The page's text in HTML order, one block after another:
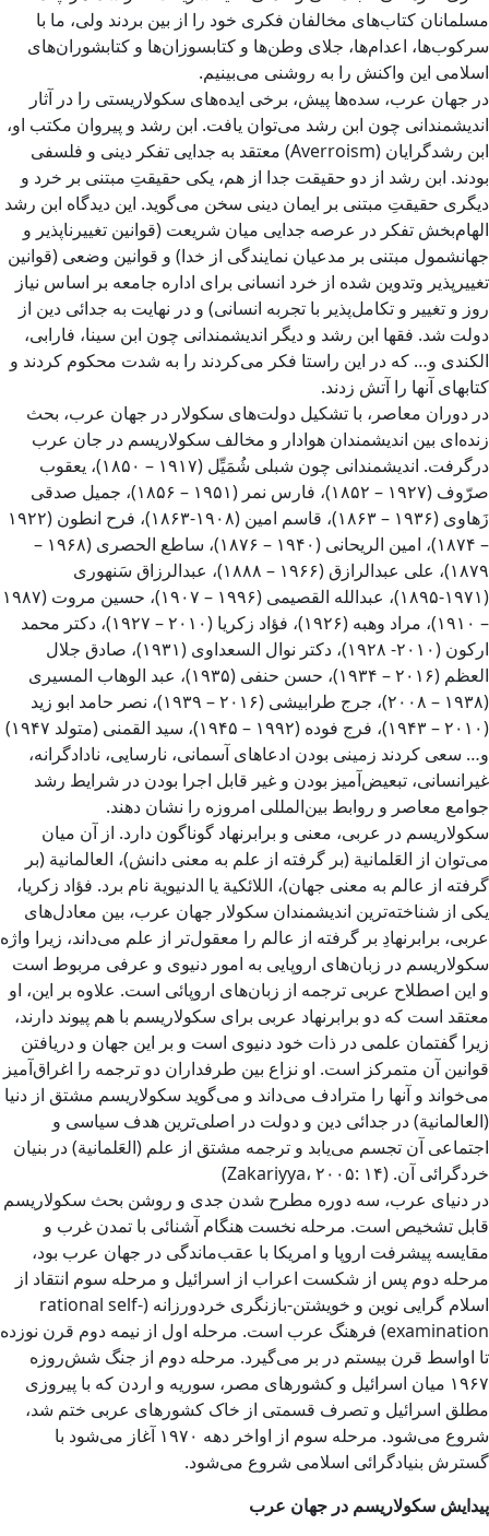
مسلمانان کتاب‌های مخالفان فکری خود را از بین بردند ولی، ما با
سرکوب‌ها، اعدام‌ها، جلای وطن‌ها و کتابسوزان‌ها و کتابشوران‌های
اسلامی این واکنش را به روشنی می‌بینیم.
در جهان عرب، سده‌ها پیش، برخی ایده‌های سکولاریستی را در آثار
اندیشمندانی چون ابن رشد می‌توان یافت. ابن رشد و پیروان مکتب او،
ابن‌ رشدگرایان (Averroism) معتقد به جدایی تفکر دینی و فلسفی
بودند. ابن رشد از دو حقیقت جدا از هم، یکی حقیقتِ مبتنی بر خرد و
دیگری حقیقتِ مبتنی بر ایمان دینی سخن می‌گوید. این دیدگاه ابن رشد
الهام‌بخش تفکر در عرصه جدایی میان شریعت (قوانین تغییرناپذیر و
جهانشمول مبتنی بر مدعیان نمایندگی از خدا) و قوانین وضعی (قوانین
تغییرپذیر وتدوین شده از خرد انسانی برای اداره جامعه بر اساس نیاز
روز و تغییر و تکامل‌پذیر با تجربه انسانی) و در نهایت به جدائی دین از
دولت شد. فقها ابن رشد و دیگر اندیشمندانی چون ابن سینا، فارابی،
الکندی و… که در این راستا فکر می‌کردند را به شدت محکوم کردند و
کتابهای آنها را آتش زدند.
در دوران معاصر، با تشکیل دولت‌های سکولار در جهان عرب، بحث
زنده‌ای بین اندیشمندان هوادار و مخالف سکولاریسم در جان عرب
درگرفت. اندیشمندانی چون شبلی شُمَیِّل (۱۹۱۷ – ۱۸۵۰)، یعقوب
صرّوف (۱۹۲۷ – ۱۸۵۲)، فارس نمر (۱۹۵۱ – ۱۸۵۶)، جمیل صدقی
زَهاوی (۱۹۳۶ – ۱۸۶۳)، قاسم امین (۱۹۰۸-۱۸۶۳)، فرح انطون (۱۹۲۲
– ۱۸۷۴)، امین الریحانی (۱۹۴۰ – ۱۸۷۶)، ساطع الحصری (۱۹۶۸ –
۱۸۷۹)، علی عبدالرازق (۱۹۶۶ – ۱۸۸۸)، عبدالرزاق سَنهوری
(۱۹۷۱-۱۸۹۵)، عبدالله القصیمی (۱۹۹۶ – ۱۹۰۷)، حسین مروت (۱۹۸۷
– ۱۹۱۰)، مراد وهبه (۱۹۲۶)، فؤاد زکریا (۲۰۱۰ – ۱۹۲۷)، دکتر محمد
ارکون (۲۰۱۰- ۱۹۲۸)، دکتر نوال السعداوی (۱۹۳۱)، صادق جلال
(۲۰۰۸ – ۱۹۳۸)، جرج طرابیشی (۲۰۱۶ – ۱۹۳۹)، نصر حامد ابو زید
(۲۰۱۰ – ۱۹۴۳)، فرج فوده (۱۹۹۲ – ۱۹۴۵)، سید القمنی (متولد ۱۹۴۷)
و… سعی کردند زمینی بودن ادعاهای آسمانی، نارسایی، نادادگرانه،
غیرانسانی، تبعیض‌آمیز بودن و غیر قابل اجرا بودن در شرایط رشد
جوامع معاصر و روابط بین‌المللی امروزه را نشان دهند.
سکولاریسم در عربی، معنی و برابرنهاد گوناگون دارد. از آن میان
می‌توان از العَلمانیة (بر گرفته از علم به معنی دانش)، العالمانیة (بر
گرفته از عالم به معنی جهان)، اللائکیة یا الدنیویة نام برد. فؤاد زکریا،
یکی از شناخته‌ترین اندیشمندان سکولار جهان عرب، بین معادل‌های
عربی، برابرنهادِ بر گرفته از عالم را معقول‌تر از علم می‌داند، زیرا واژه
سکولاریسم در زبان‌های اروپایی به امور دنیوی و عرفی مربوط است
و این اصطلاح عربی ترجمه از زبان‌های اروپائی است. علاوه بر این، او
معتقد است که دو برابرنهاد عربی برای سکولاریسم با هم پیوند دارند،
زیرا گفتمان علمی در ذات خود دنیوی است و بر این جهان و دریافتن
قوانین آن متمرکز است. او نزاع بین طرفداران دو ترجمه را اغراق‌آمیز
می‌خواند و آنها را مترادف می‌داند و می‌گوید سکولاریسم مشتق از دنیا
(العالمانیة) در جدائی دین و دولت در اصلی‌ترین هدف سیاسی و
اجتماعی آن تجسم می‌یابد و ترجمه مشتق از علم (العَلمانیة) در بنیان
خردگرائی آن. (Zakariyya، ۲۰۰۵: ۱۴)
در دنیای عرب، سه دوره مطرح شدن جدی و روشن بحث سکولاریسم
قابل تشخیص است. مرحله نخست هنگام آشنائی با تمدن غرب و
مقایسه پیشرفت اروپا و امریکا با عقب‌ماندگی در جهان عرب بود،
مرحله دوم پس از شکست اعراب از اسرائیل و مرحله سوم انتقاد از
اسلام گرایی نوین و خویشتن-بازنگری خردورزانه (rational self-
examination) فرهنگ عرب است. مرحله اول از نیمه دوم قرن نوزده
تا اواسط قرن بیستم در بر می‌گیرد. مرحله دوم از جنگ شش‌روزه
۱۹۶۷ میان اسرائیل و کشورهای مصر، سوریه و اردن که با پیروزی
مطلق اسرائیل و تصرف قسمتی از خاک کشورهای عربی ختم شد،
شروع می‌شود. مرحله سوم از اواخر دهه ۱۹۷۰ آغاز می‌شود با
گسترش بنیادگرائی اسلامی شروع می‌شود.
پیدایش سکولاریسم در جهان عرب